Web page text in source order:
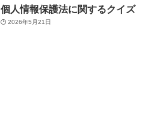
個人情報保護法に関するクイズ
2026年5月21日